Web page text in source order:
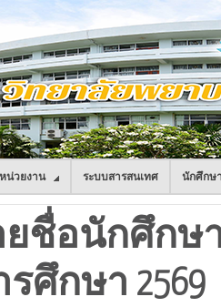
หน่วยงาน ระบบสารสนเทศ นักศึกษ
ยชื่อนักศึกษ
รศึกษา 2569